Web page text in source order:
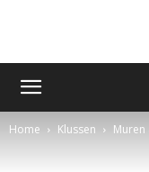
Home Klussen Muren